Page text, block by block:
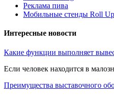
Реклама пива
Мобильные стенды Roll Up
Интересные новости
Какие функции выполняет
Если человек находится в
Преимущества выставочного